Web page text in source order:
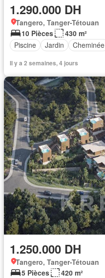
1.290.000 DH
Tangero, Tanger-Tétouan
10 Pièces
430 m²
Piscine
Jardin Cheminée
Il y a 2 semaines, 4 jours
1.250.000 DH
Tangero, Tanger-Tétouan
5 Pièces
420 m²